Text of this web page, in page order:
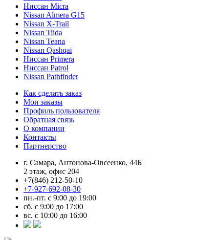
Ниссан Micra
Nissan Almera G15
Nissan X-Trail
Nissan Tiida
Nissan Teana
Nissan Qashqai
Ниссан Primera
Ниссан Patrol
Nissan Pathfinder
Как сделать заказ
Мои заказы
Профиль пользователя
Обратная связь
О компании
Контакты
Партнерство
г. Самара, Антонова-Овсеенко, 44Б
2 этаж, офис 204
+7(846) 212-50-10
+7-927-692-08-30
пн.-пт. с 9:00 до 19:00
сб. с 9:00 до 17:00
вс. с 10:00 до 16:00